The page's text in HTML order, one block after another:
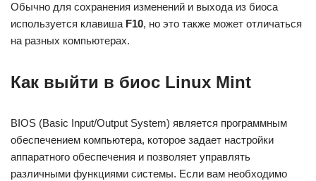
Обычно для сохранения изменений и выхода из биоса
используется клавиша F10, но это также может отличаться
на разных компьютерах.
Как выйти в биос Linux Mint
BIOS (Basic Input/Output System) является программным
обеспечением компьютера, которое задает настройки
аппаратного обеспечения и позволяет управлять
различными функциями системы. Если вам необходимо